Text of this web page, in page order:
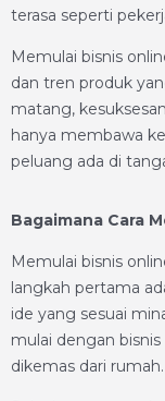
terasa seperti
Memulai bisnis
dan tren produk
matang,
hanya membawa
peluang ada di
Bagaimana Cara
Memulai bisnis
langkah pertama
ide yang sesuai
mulai dengan
dikemas dari rumah.